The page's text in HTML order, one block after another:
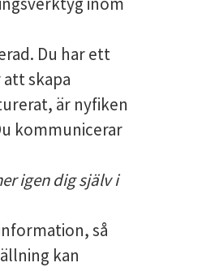
Du har ett
skapa
är nyfiken
kommunicerar
igen dig själv i
så
kan